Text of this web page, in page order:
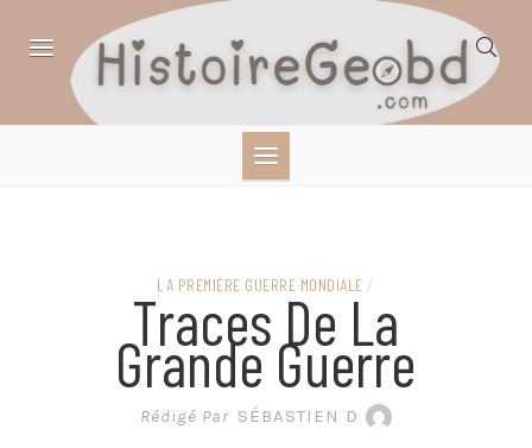
SCIENCES,
LITTÉRATURE EN
BANDE DESSINÉE
LA PREMIÈRE GUERRE MONDIALE /
Traces De La
Grande Guerre
Rédigé Par SÉBASTIEN D